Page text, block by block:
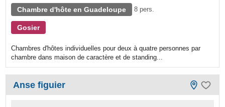
Chambre d'hôte en Guadeloupe 8 pers.
Gosier
Chambres d'hôtes individuelles pour deux à quatre personnes par
chambre dans maison de caractère et de standing...
Anse figuier